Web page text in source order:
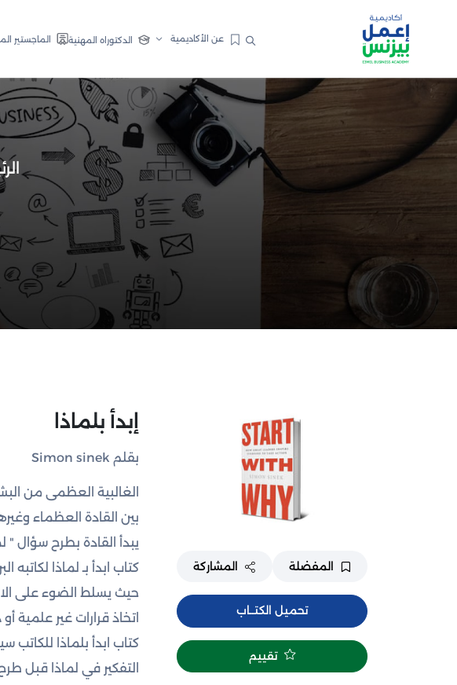
عن الأكاديمية الدكتوراه المهنية الماجستير
المفضلة المشاركة
تحميل الكتــاب
إبدأ بلماذا
بقلم Simon sinek
الغالبية العظمى من
بين القادة العظماء
يبدأ القادة بطرح سؤال "
كتاب ابدأ بـ لماذا
حيث يسلط الضوء على
اتخاذ قرارات غير علمية
كتاب ابدأ بلماذا
التفكير في لماذا قبل